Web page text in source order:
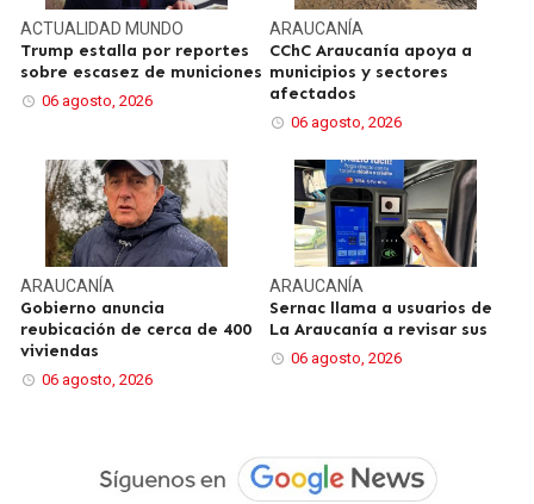
ACTUALIDAD MUNDO
Trump estalla por reportes
sobre escasez de municiones
06 agosto, 2026
ARAUCANÍA
CChC Araucanía apoya a
municipios y sectores
afectados
06 agosto, 2026
ARAUCANÍA
Gobierno anuncia
reubicación de cerca de 400
viviendas
06 agosto, 2026
ARAUCANÍA
Sernac llama a usuarios de
La Araucanía a revisar sus
06 agosto, 2026